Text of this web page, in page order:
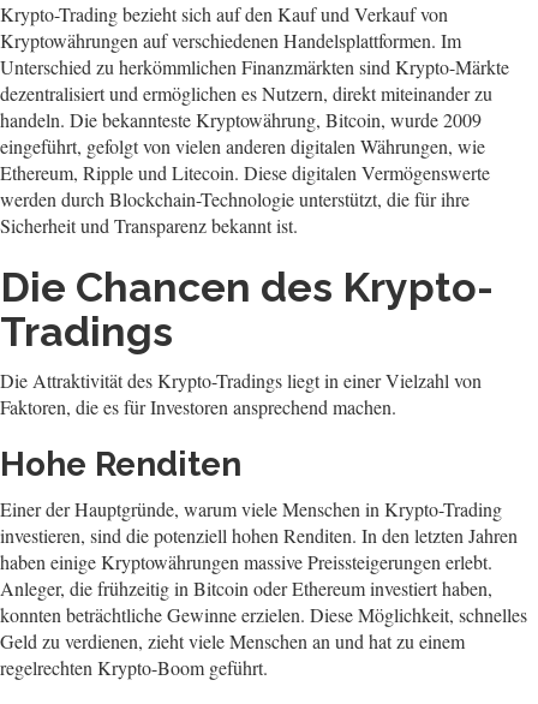
Krypto-Trading bezieht sich auf den Kauf und Verkauf von
Kryptowährungen auf verschiedenen Handelsplattformen. Im
Unterschied zu herkömmlichen Finanzmärkten sind Krypto-Märkte
dezentralisiert und ermöglichen es Nutzern, direkt miteinander zu
handeln. Die bekannteste Kryptowährung, Bitcoin, wurde 2009
eingeführt, gefolgt von vielen anderen digitalen Währungen, wie
Ethereum, Ripple und Litecoin. Diese digitalen Vermögenswerte
werden durch Blockchain-Technologie unterstützt, die für ihre
Sicherheit und Transparenz bekannt ist.
Die Chancen des Krypto-
Tradings
Die Attraktivität des Krypto-Tradings liegt in einer Vielzahl von
Faktoren, die es für Investoren ansprechend machen.
Hohe Renditen
Einer der Hauptgründe, warum viele Menschen in Krypto-Trading
investieren, sind die potenziell hohen Renditen. In den letzten Jahren
haben einige Kryptowährungen massive Preissteigerungen erlebt.
Anleger, die frühzeitig in Bitcoin oder Ethereum investiert haben,
konnten beträchtliche Gewinne erzielen. Diese Möglichkeit, schnelles
Geld zu verdienen, zieht viele Menschen an und hat zu einem
regelrechten Krypto-Boom geführt.